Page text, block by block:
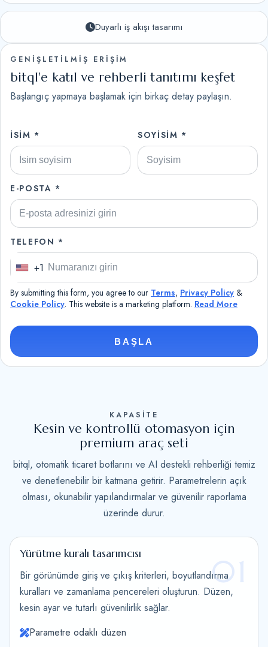
Duyarlı iş akışı tasarımı
GENİŞLETİLMİŞ ERIŞIM
bitql'e katıl ve rehberli tanıtımı keşfet
Başlangıç yapmaya başlamak için birkaç detay paylaşın.
İSIM * SOYISIM *
E-POSTA *
TELEFON *
U
n
i
S
+
1
+1
By submitting this form, you agree to our Terms, Privacy Policy &
Cookie Policy. This website is a marketing platform. Read More
BAŞLA
KAPASİTE
Kesin ve kontrollü otomasyon için
premium araç seti
bitql, otomatik ticaret botlarını ve AI destekli rehberliği temiz
ve denetlenebilir bir katmana getirir. Parametrelerin açık
olması, okunabilir yapılandırmalar ve güvenilir raporlama
üzerinde durur.
01
Yürütme kuralı tasarımcısı
Bir görünümde giriş ve çıkış kriterleri, boyutlandırma
kuralları ve zamanlama pencereleri oluşturun. Düzen,
kesin ayar ve tutarlı güvenilirlik sağlar.
Parametre odaklı düzen